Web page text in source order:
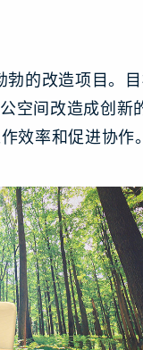
的改造项目。
空间改造成创新
效率和促进协作。